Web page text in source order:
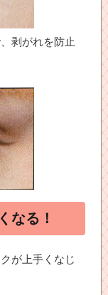
剥がれを防止
なる！
が上手くなじ